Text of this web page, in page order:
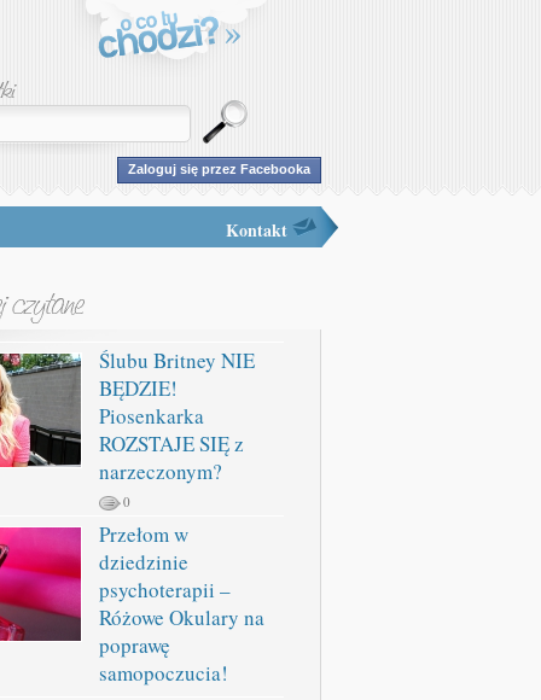
Zaloguj się przez Facebooka
Kontakt
Ślubu Britney NIE
BĘDZIE!
Piosenkarka
ROZSTAJE SIĘ z
narzeczonym?
0
Przełom w
dziedzinie
psychoterapii –
Różowe Okulary na
poprawę
samopoczucia!